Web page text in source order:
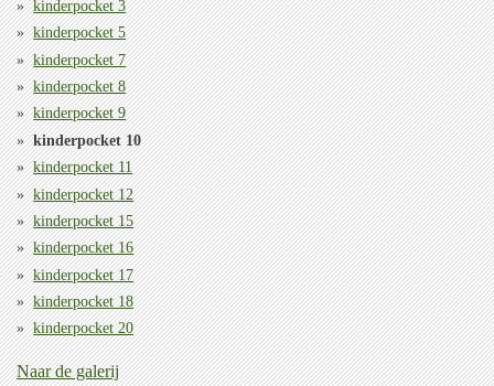
kinderpocket 3
kinderpocket 5
kinderpocket 7
kinderpocket 8
kinderpocket 9
kinderpocket 10
kinderpocket 11
kinderpocket 12
kinderpocket 15
kinderpocket 16
kinderpocket 17
kinderpocket 18
kinderpocket 20
Naar de galerij